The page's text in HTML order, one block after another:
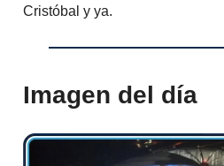
Cristóbal y ya.
Imagen del día